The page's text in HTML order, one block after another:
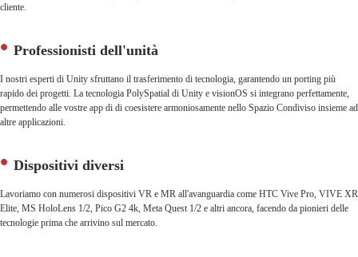
cliente.
Professionisti dell'unità
I nostri esperti di Unity sfruttano il trasferimento di tecnologia, garantendo un porting più
rapido dei progetti. La tecnologia PolySpatial di Unity e visionOS si integrano perfettamente,
permettendo alle vostre app di di coesistere armoniosamente nello Spazio Condiviso insieme ad
altre applicazioni.
Dispositivi diversi
Lavoriamo con numerosi dispositivi VR e MR all'avanguardia come HTC Vive Pro, VIVE XR
Elite, MS HoloLens 1/2, Pico G2 4k, Meta Quest 1/2 e altri ancora, facendo da pionieri delle
tecnologie prima che arrivino sul mercato.